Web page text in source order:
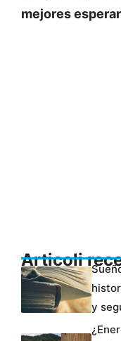
mejores
Articoli
y